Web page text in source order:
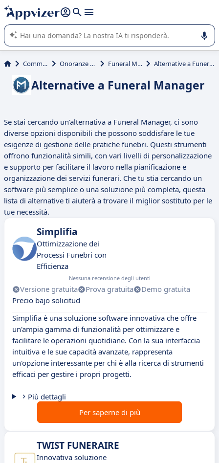
righe con
shift + enter
L'IA di Appvizer vi guida nell'utilizzo o nella scelta di un
software SaaS per la vostra azienda.
Commerciali Onoranze Funebri Funeral Manager Alternative a Funeral Manager
Alternative a Funeral Manager
Se stai cercando un'alternativa a Funeral Manager, ci sono
diverse opzioni disponibili che possono soddisfare le tue
esigenze di gestione delle pratiche funebri. Questi strumenti
offrono funzionalità simili, con vari livelli di personalizzazione
e supporto per facilitare il lavoro nella pianificazione e
organizzazione dei servizi funerari. Che tu stia cercando un
software più semplice o una soluzione più completa, questa
lista di alternative ti aiuterà a trovare il miglior sostituto per le
tue necessità.
Simplifia
Ottimizzazione dei
Processi Funebri con
Efficienza
Nessuna recensione degli utenti
Versione gratuita Prova gratuita
Demo gratuita
Precio bajo solicitud
Simplifia è una soluzione software innovativa che offre
un'ampia gamma di funzionalità per ottimizzare e
facilitare le operazioni quotidiane. Con la sua interfaccia
intuitiva e le sue capacità avanzate, rappresenta
un'opzione interessante per chi è alla ricerca di strumenti
efficaci per gestire i propri progetti.
Più dettagli
Per saperne di più
TWIST FUNERAIRE
Innovativa soluzione